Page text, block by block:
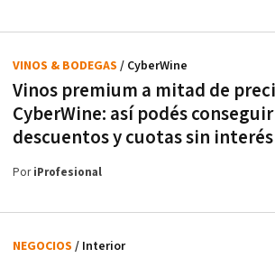
Vinos premium a mitad de
CyberWine: así podés
descuentos y cuotas sin interés
VINOS & BODEGAS / CyberWine
PoriProfesional
NEGOCIOS / Interior